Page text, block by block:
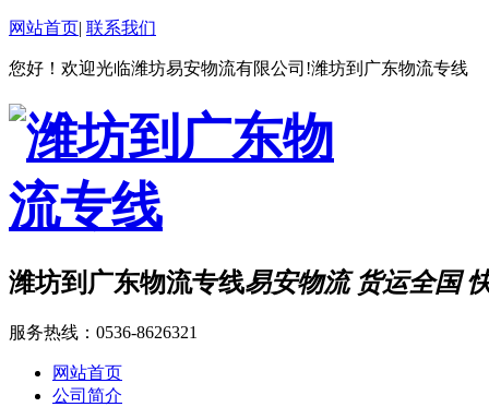
网站首页| 联系我们
您好！欢迎光临潍坊易安物流有限公司!潍坊到广东物流专线
潍坊到广东物流专线易安物流 货运全国
服务热线： 0536-8626321
网站首页
公司简介